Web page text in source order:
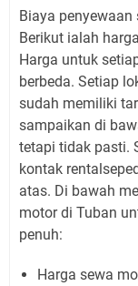
Biaya penyewaan
Berikut ialah
Harga untuk
berbeda. Setiap
sudah memiliki
sampaikan di
tetapi tidak pasti.
kontak
atas. Di bawah
motor di Tuban
penuh:
Harga sewa